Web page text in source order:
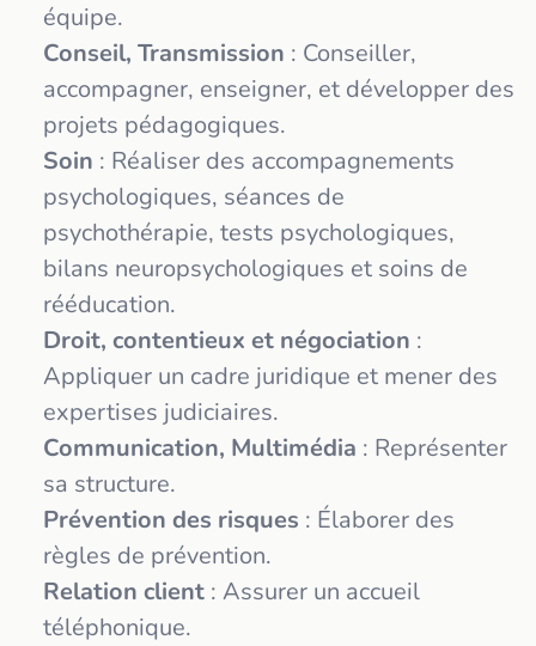
équipe.
Conseil, Transmission : Conseiller,
accompagner, enseigner, et développer des
projets pédagogiques.
Soin : Réaliser des accompagnements
psychologiques, séances de
psychothérapie, tests psychologiques,
bilans neuropsychologiques et soins de
rééducation.
Droit, contentieux et négociation :
Appliquer un cadre juridique et mener des
expertises judiciaires.
Communication, Multimédia : Représenter
sa structure.
Prévention des risques : Élaborer des
règles de prévention.
Relation client : Assurer un accueil
téléphonique.